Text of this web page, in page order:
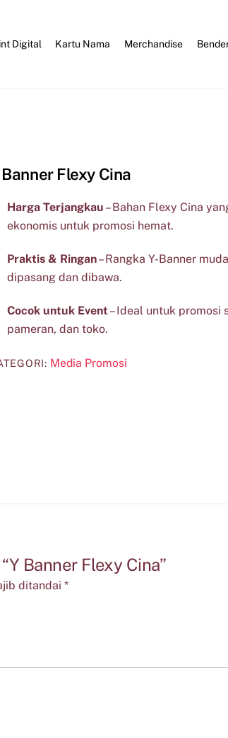
Digital Kartu Nama Merchandise
Banner Flexy Cina
Harga Terjangkau – Bahan Flexy Cina
ekonomis untuk promosi hemat.
Praktis & Ringan– Rangka Y-Banner
dipasang dan dibawa.
Cocok untuk Event – Ideal untuk promosi
pameran, dan toko.
Media Promosi
Banner Flexy Cina”
ditandai *